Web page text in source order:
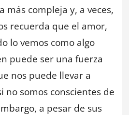
más compleja y, a veces,
recuerda que el amor,
lo vemos como algo
puede ser una fuerza
nos puede llevar a
no somos conscientes de
a pesar de sus